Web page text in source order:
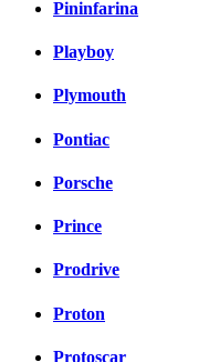
Pininfarina
Playboy
Plymouth
Pontiac
Porsche
Prince
Prodrive
Proton
Protoscar